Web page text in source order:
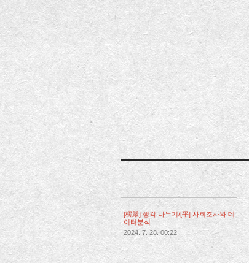
[楞嚴] 생각 나누기/[平] 사회조사와 데
이터분석
2024. 7. 28. 00:22